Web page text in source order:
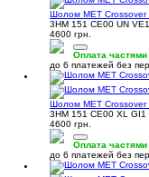
Шолом MET Crossover
3HM 151 CE00 UN VE1
4600 грн.
Оплата частями
до 6 платежей без
Шолом MET Crossover
3HM 151 CE00 XL GI1
4600 грн.
Оплата частями
до 6 платежей без